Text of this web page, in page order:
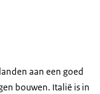
aan een goed
bouwen. Italië is in